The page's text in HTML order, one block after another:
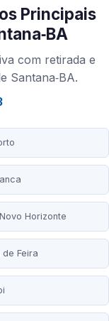
Principais
com retirada e
Santana‑BA.
Horizonte
de Feira